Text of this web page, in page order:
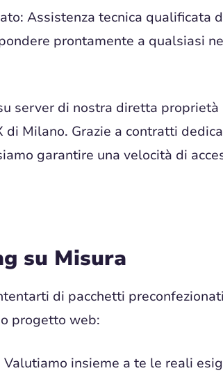
Assistenza tecnica qualificata
prontamente a qualsiasi
server di nostra diretta proprietà
Milano. Grazie a contratti
garantire una velocità di
su Misura
di pacchetti
progetto web:
insieme a te le reali